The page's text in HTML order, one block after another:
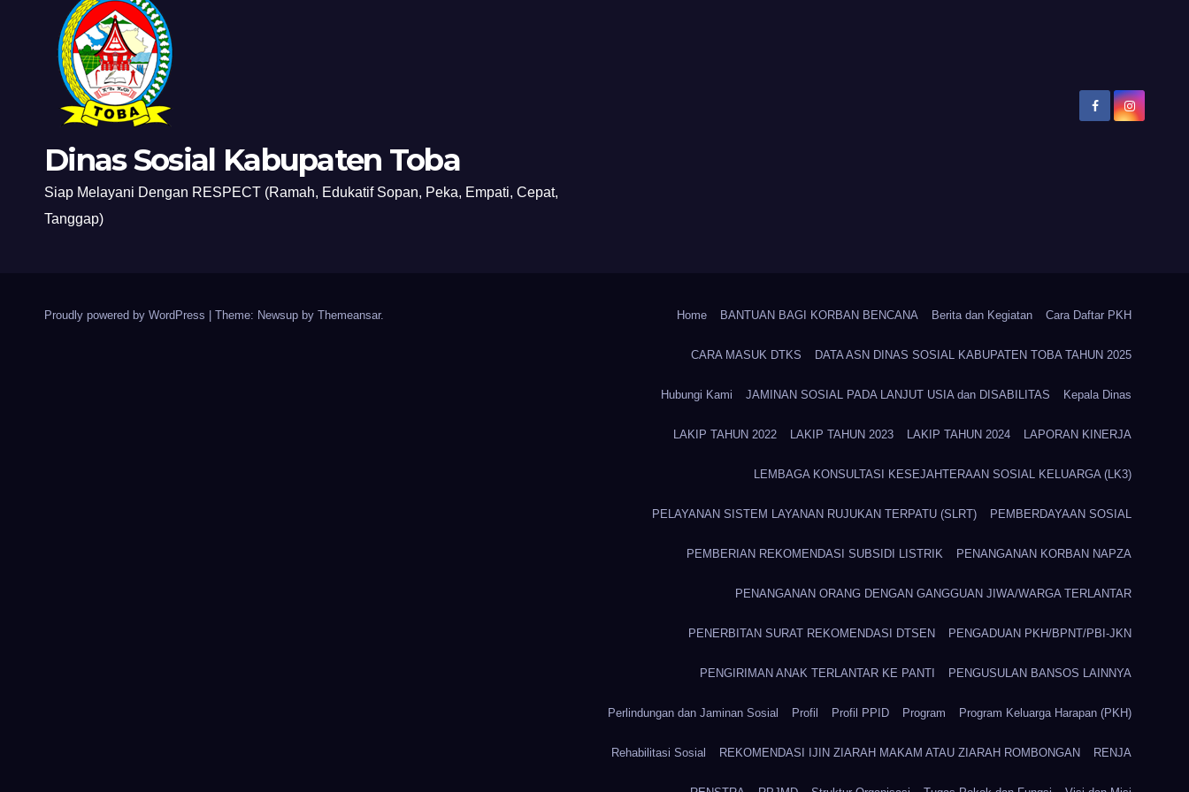
Dinas Sosial Kabupaten Toba
Siap Melayani Dengan RESPECT (Ramah, Edukatif Sopan, Peka, Empati, Cepat,
Tanggap)
Proudly powered by WordPress Theme: Newsup by Themeansar. Home BANTUAN BAGI KORBAN BENCANA Berita dan Kegiatan Cara Daftar PKH
CARA MASUK DTKS DATA ASN DINAS SOSIAL KABUPATEN TOBA TAHUN 2025
Hubungi Kami JAMINAN SOSIAL PADA LANJUT USIA dan DISABILITAS Kepala Dinas
LAKIP TAHUN 2022 LAKIP TAHUN 2023 LAKIP TAHUN 2024 LAPORAN KINERJA
LEMBAGA KONSULTASI KESEJAHTERAAN SOSIAL KELUARGA (LK3)
PELAYANAN SISTEM LAYANAN RUJUKAN TERPATU (SLRT) PEMBERDAYAAN SOSIAL
PEMBERIAN REKOMENDASI SUBSIDI LISTRIK PENANGANAN KORBAN NAPZA
PENANGANAN ORANG DENGAN GANGGUAN JIWA/WARGA TERLANTAR
PENERBITAN SURAT REKOMENDASI DTSEN PENGADUAN PKH/BPNT/PBI-JKN
PENGIRIMAN ANAK TERLANTAR KE PANTI PENGUSULAN BANSOS LAINNYA
Perlindungan dan Jaminan Sosial Profil Profil PPID Program Program Keluarga Harapan (PKH)
Rehabilitasi Sosial REKOMENDASI IJIN ZIARAH MAKAM ATAU ZIARAH ROMBONGAN RENJA